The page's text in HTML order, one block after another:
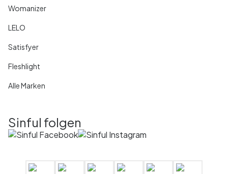
Womanizer
LELO
Satisfyer
Fleshlight
Alle Marken
Sinful folgen